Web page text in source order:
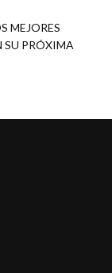
MEJORES
SU PRÓXIMA